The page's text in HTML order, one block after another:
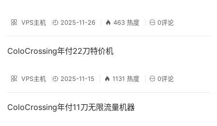
VPS主机 2025-11-26 463 热度 0评论
ColoCrossing年付22刀特价机
VPS主机 2025-11-15 1131 热度 0评论
ColoCrossing年付11刀无限流量机器